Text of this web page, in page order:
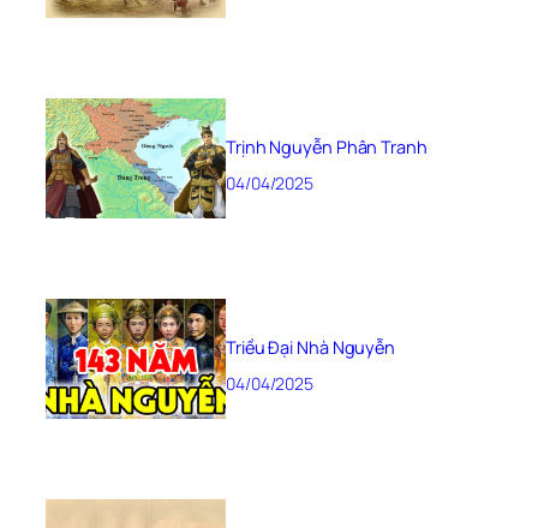
Trịnh Nguyễn Phân Tranh
04/04/2025
Triều Đại Nhà Nguyễn
04/04/2025